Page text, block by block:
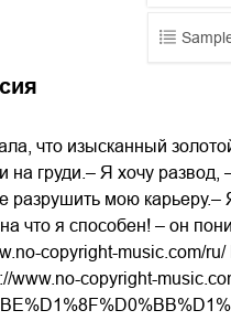
что изысканный
на груди.– Я хочу
разрушить мою
что я способен! – он
copyright-music.com/
www.no-copyright-